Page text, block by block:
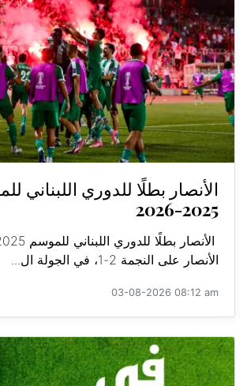
الأنصار بطلًا للدوري اللبناني
2025-2026
الأنصار على النجمة 2-1، في الجولة ال...
03-08-2026 08:12 am